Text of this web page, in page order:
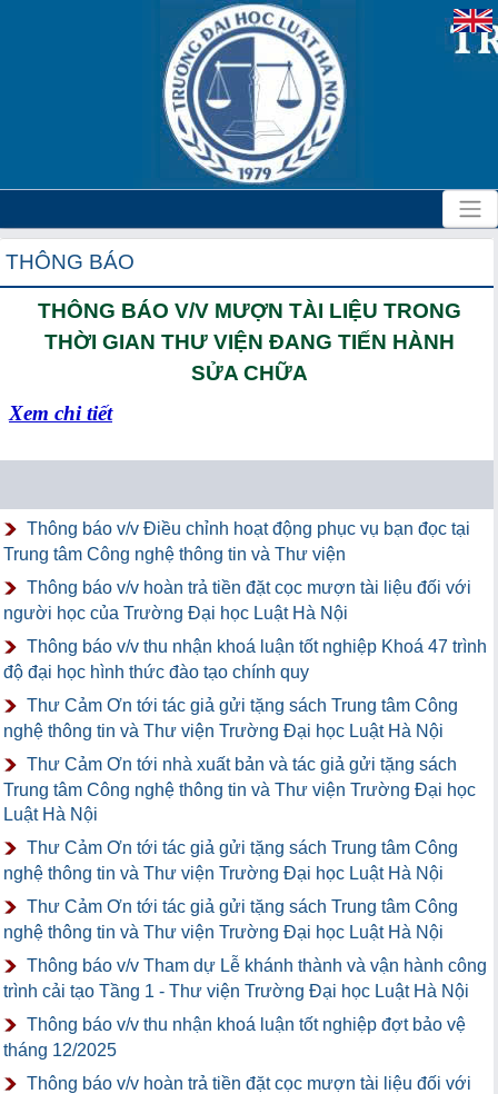
THÔNG BÁO
THÔNG BÁO V/V MƯỢN TÀI LIỆU TRONG
THỜI GIAN THƯ VIỆN ĐANG TIẾN HÀNH
SỬA CHỮA
Xem chi tiết
Thông báo v/v Điều chỉnh hoạt động phục vụ bạn đọc tại
Trung tâm Công nghệ thông tin và Thư viện
Thông báo v/v hoàn trả tiền đặt cọc mượn tài liệu đối với
người học của Trường Đại học Luật Hà Nội
Thông báo v/v thu nhận khoá luận tốt nghiệp Khoá 47 trình
độ đại học hình thức đào tạo chính quy
Thư Cảm Ơn tới tác giả gửi tặng sách Trung tâm Công
nghệ thông tin và Thư viện Trường Đại học Luật Hà Nội
Thư Cảm Ơn tới nhà xuất bản và tác giả gửi tặng sách
Trung tâm Công nghệ thông tin và Thư viện Trường Đại học
Luật Hà Nội
Thư Cảm Ơn tới tác giả gửi tặng sách Trung tâm Công
nghệ thông tin và Thư viện Trường Đại học Luật Hà Nội
Thư Cảm Ơn tới tác giả gửi tặng sách Trung tâm Công
nghệ thông tin và Thư viện Trường Đại học Luật Hà Nội
Thông báo v/v Tham dự Lễ khánh thành và vận hành công
trình cải tạo Tầng 1 - Thư viện Trường Đại học Luật Hà Nội
Thông báo v/v thu nhận khoá luận tốt nghiệp đợt bảo vệ
tháng 12/2025
Thông báo v/v hoàn trả tiền đặt cọc mượn tài liệu đối với